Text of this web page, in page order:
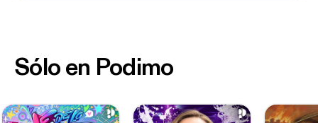
Sólo en Podimo